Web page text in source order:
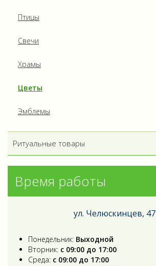
Птицы
Свечи
Храмы
Цветы
Эмблемы
Ритуальные товары
Время работы
ул. Челюскинцев, 47
Понедельник: Выходной
Вторник: с 09:00 до 17:00
Среда: с 09:00 до 17:00